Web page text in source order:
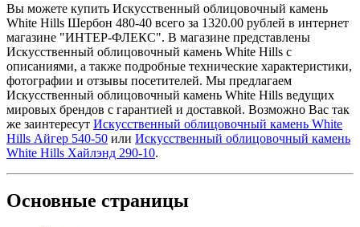
Вы можете купить Искусственный облицовочный камень
White Hills Шербон 480-40 всего за 1320.00 рублей в интернет
магазине "ИНТЕР-ФЛЕКС". В магазине представлены
Искусственный облицовочный камень White Hills с
описаниями, а также подробные технические характеристики,
фотографии и отзывы посетителей. Мы предлагаем
Искусственный облицовочный камень White Hills ведущих
мировых брендов с гарантией и доставкой. Возможно Вас так
же заинтересут Искусственный облицовочный камень White
Hills Айгер 540-50 или Искусственный облицовочный камень
White Hills Хайлэнд 290-10.
Основные страницы